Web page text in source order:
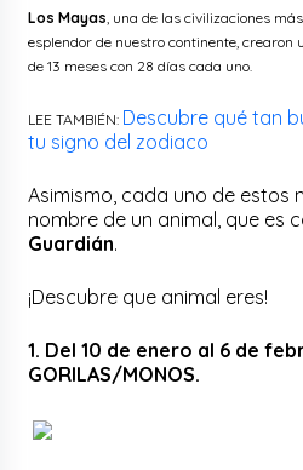
Los Mayas, una de las civilizaciones
esplendor de nuestro continente, crearon
de 13 meses con 28 días cada uno.
LEE TAMBIÉN: Descubre qué tan
tu signo del zodiaco
Asimismo, cada uno de estos
nombre de un animal, que es
Guardián.
¡Descubre que animal eres!
1. Del 10 de enero al 6 de
GORILAS/MONOS.